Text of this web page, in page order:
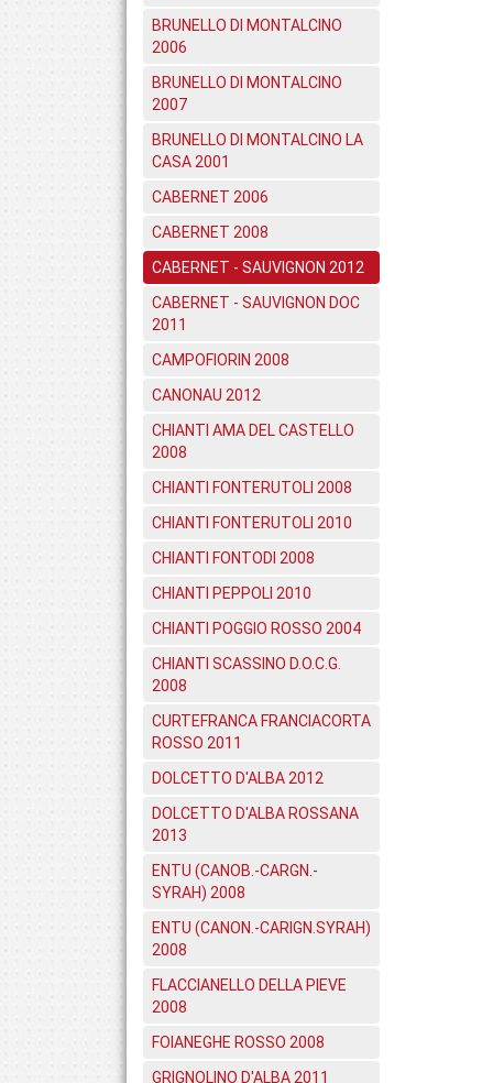
BRUNELLO DI MONTALCINO
2006
BRUNELLO DI MONTALCINO
2007
BRUNELLO DI MONTALCINO LA
CASA 2001
CABERNET 2006
CABERNET 2008
CABERNET - SAUVIGNON 2012
CABERNET - SAUVIGNON DOC
2011
CAMPOFIORIN 2008
CANONAU 2012
CHIANTI AMA DEL CASTELLO
2008
CHIANTI FONTERUTOLI 2008
CHIANTI FONTERUTOLI 2010
CHIANTI FONTODI 2008
CHIANTI PEPPOLI 2010
CHIANTI POGGIO ROSSO 2004
CHIANTI SCASSINO D.O.C.G.
2008
CURTEFRANCA FRANCIACORTA
ROSSO 2011
DOLCETTO D'ALBA 2012
DOLCETTO D'ALBA ROSSANA
2013
ENTU (CANOB.-CARGN.-
SYRAH) 2008
ENTU (CANON.-CARIGN.SYRAH)
2008
FLACCIANELLO DELLA PIEVE
2008
FOIANEGHE ROSSO 2008
GRIGNOLINO D'ALBA 2011